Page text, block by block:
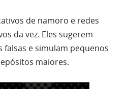
de namoro e redes
da vez. Eles sugerem
e simulam pequenos
maiores.